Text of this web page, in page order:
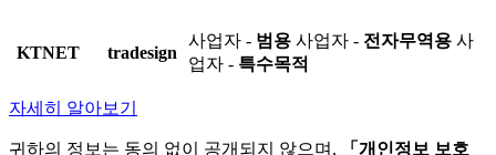
KTNET tradesign
사업자 - 범용 사업자 - 전자무역용 사
업자 - 특수목적
자세히 알아보기
귀하의 정보는 동의 없이 공개되지 않으며,
「개인정보 보호